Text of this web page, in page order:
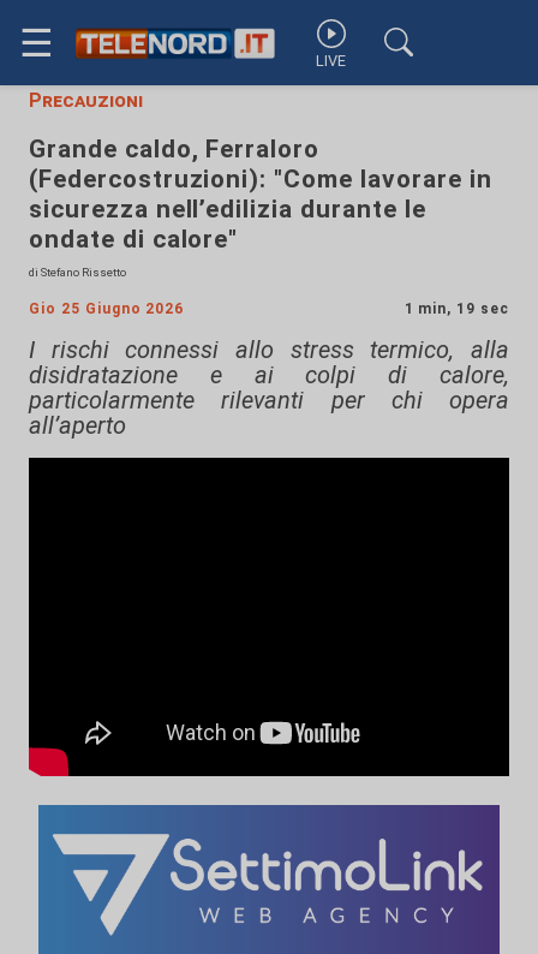
☰ LIVE
Precauzioni
Grande caldo, Ferraloro
(Federcostruzioni): "Come lavorare in
sicurezza nell’edilizia durante le
ondate di calore"
di Stefano Rissetto
Gio 25 Giugno 2026 1 min, 19 sec
I rischi connessi allo stress termico, alla
disidratazione e ai colpi di calore,
particolarmente rilevanti per chi opera
all’aperto